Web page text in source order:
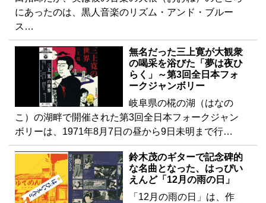
にあったのは、黒人音楽のリズム・アンド・ブルー
ス…
無名だった三上寛が大観衆
の喝采を浴びた「夢は夜ひ
らく」～第3回全日本フォ
ークジャンボリー
岐阜県の椛の湖（はなの
こ）の湖畔で開催された第3回全日本フォークジャン
ボリーは、1971年8月7日の昼から9日未明まで行…
鈴木茂のギターで記念碑的
な名曲となった、はっぴい
えんど「12月の雨の日」
「12月の雨の日」は、作